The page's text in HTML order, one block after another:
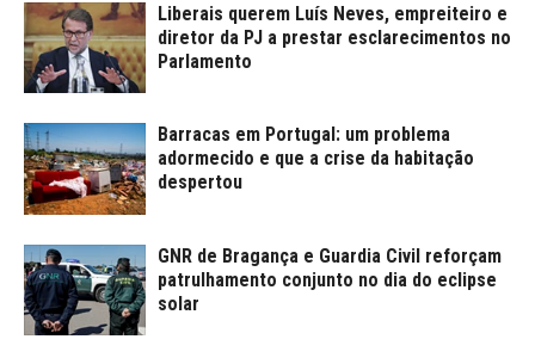
Liberais querem Luís Neves, empreiteiro e
diretor da PJ a prestar esclarecimentos no
Parlamento
Barracas em Portugal: um problema
adormecido e que a crise da habitação
despertou
GNR de Bragança e Guardia Civil reforçam
patrulhamento conjunto no dia do eclipse
solar